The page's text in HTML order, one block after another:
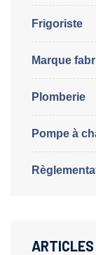
Frigoriste
Marque
Plomberie
Pompe à